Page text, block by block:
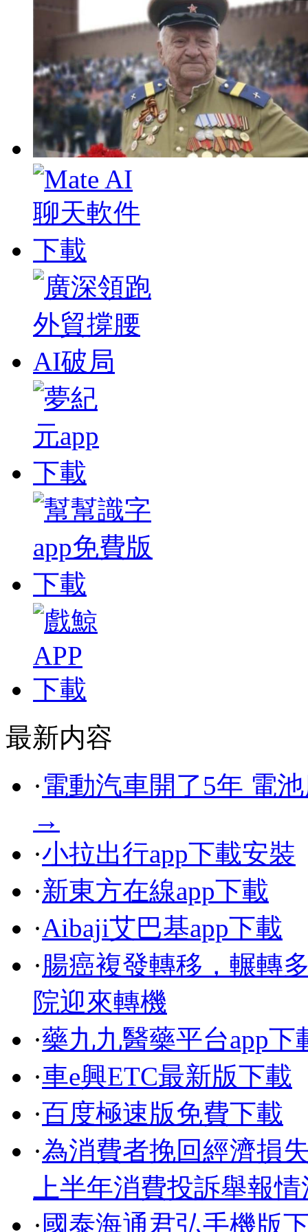
最新内容
·電動汽車開了5年 電
→
·小拉出行app下載安裝
·新東方在線app下載
·Aibaji艾巴基app下載
·腸癌複發轉移，輾轉
院迎來轉機
·藥九九醫藥平台app下
·車e興ETC最新版下載
·百度極速版免費下載
·為消費者挽回經濟損
上半年消費投訴舉報
· 國泰海通君弘手機版